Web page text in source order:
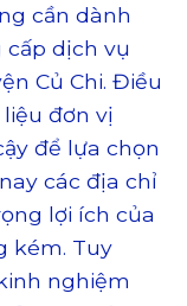
cần dành
dịch vụ
Củ Chi. Điều
đơn vị
để lựa chọn
các địa chỉ
lợi ích của
kém. Tuy
nghiệm